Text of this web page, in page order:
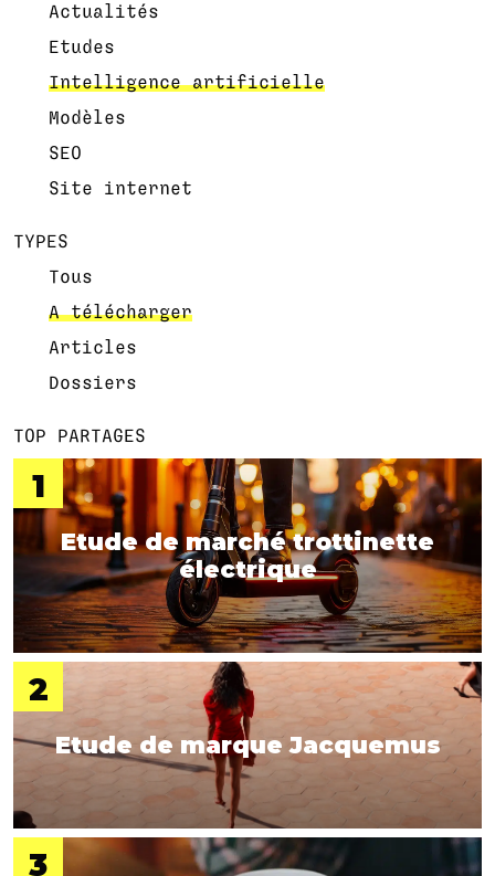
Actualités
Etudes
Intelligence artificielle
Modèles
SEO
Site internet
TYPES
Tous
A télécharger
Articles
Dossiers
TOP PARTAGES
Etude de marché trottinette
électrique
Etude de marque Jacquemus